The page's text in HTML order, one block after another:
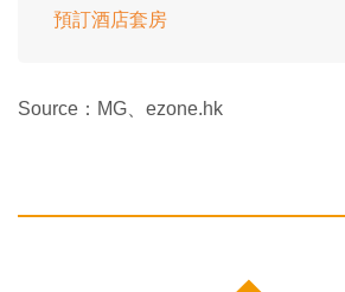
預訂酒店套房
Source：MG、ezone.hk